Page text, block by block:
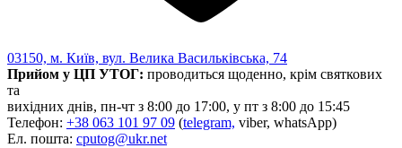
Про шахрайські схеми
ВІКТОРИНА
На допомогу військовим
Медична термінологія жестовою мовою
03150, м. Київ, вул. Велика Васильківська, 74
Прийом у ЦП УТОГ: проводиться щоденно, крім святкових
та
вихідних днів, пн-чт з 8:00 до 17:00, у пт з 8:00 до 15:45
Телефон: +38 063 101 97 09 (telegram, viber, whatsApp)
Ел. пошта: cputog@ukr.net